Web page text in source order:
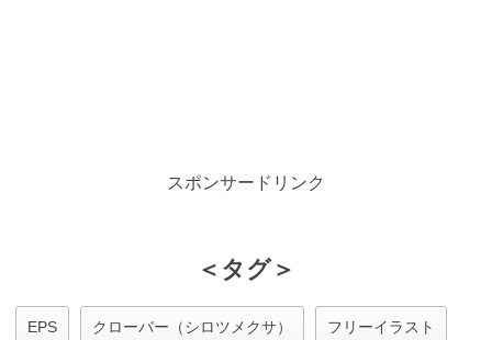
スポンサードリンク
＜タグ＞
EPS クローバー（シロツメクサ） フリーイラスト